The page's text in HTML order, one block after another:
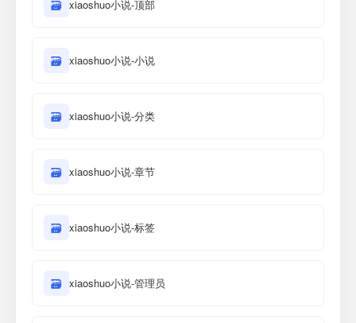
🗃 xiaoshuo小说-顶部
🗃 xiaoshuo小说-小说
🗃 xiaoshuo小说-分类
🗃 xiaoshuo小说-章节
🗃 xiaoshuo小说-标签
🗃 xiaoshuo小说-管理员